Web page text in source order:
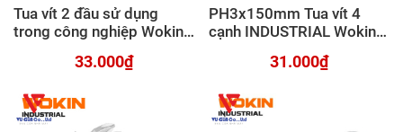
Tua vít 2 đầu sử dụng
trong công nghiệp Wokin
33.000₫
PH3x150mm Tua vít 4
cạnh INDUSTRIAL Wokin
31.000₫